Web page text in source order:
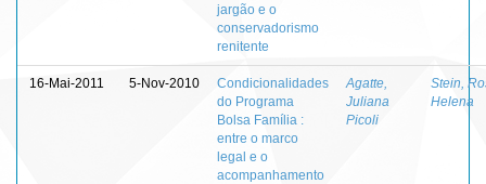
jargão e o
conservadorismo
renitente
16-Mai-2011 5-Nov-2010
Condicionalidades
do Programa
Bolsa Família :
entre o marco
legal e o
acompanhamento
Agatte,
Juliana
Picoli
Stein,
Helena